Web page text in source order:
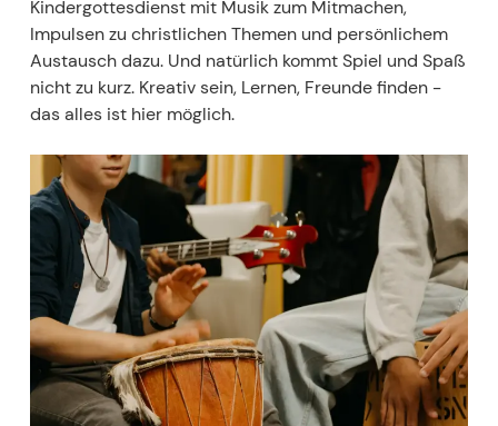
Kindergottesdienst mit Musik zum Mitmachen,
Impulsen zu christlichen Themen und persönlichem
Austausch dazu. Und natürlich kommt Spiel und Spaß
nicht zu kurz. Kreativ sein, Lernen, Freunde finden -
das alles ist hier möglich.